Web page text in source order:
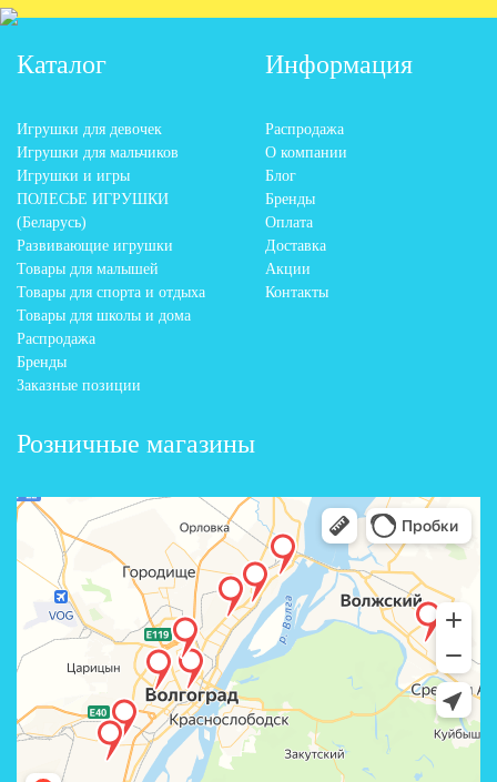
Каталог
Игрушки для девочек
Игрушки для мальчиков
Игрушки и игры
ПОЛЕСЬЕ ИГРУШКИ
(Беларусь)
Развивающие игрушки
Товары для малышей
Товары для спорта и отдыха
Товары для школы и дома
Распродажа
Бренды
Заказные позиции
Информация
Распродажа
О компании
Блог
Бренды
Оплата
Доставка
Акции
Контакты
Розничные магазины